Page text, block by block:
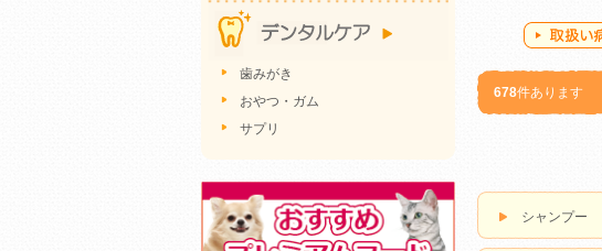
678件あります
シャンプー
歯みがき
おやつ・ガム
サプリ